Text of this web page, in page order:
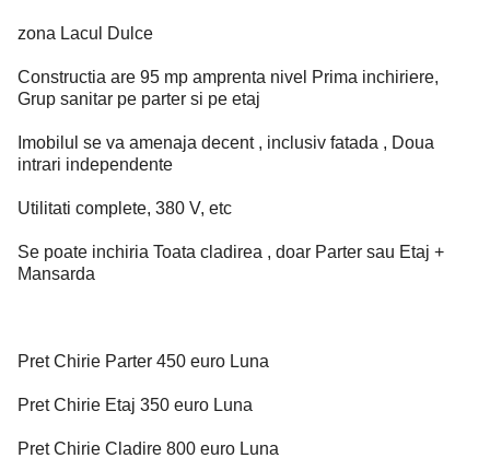
zona Lacul Dulce
Constructia are 95 mp amprenta nivel Prima inchiriere,
Grup sanitar pe parter si pe etaj
Imobilul se va amenaja decent , inclusiv fatada , Doua
intrari independente
Utilitati complete, 380 V, etc
Se poate inchiria Toata cladirea , doar Parter sau Etaj +
Mansarda
Pret Chirie Parter 450 euro Luna
Pret Chirie Etaj 350 euro Luna
Pret Chirie Cladire 800 euro Luna